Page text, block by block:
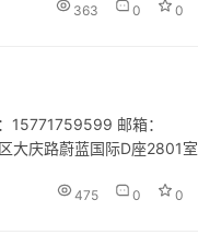
363 0 0
15771759599 邮箱：
大庆路蔚蓝国际D座2801
475 0 0